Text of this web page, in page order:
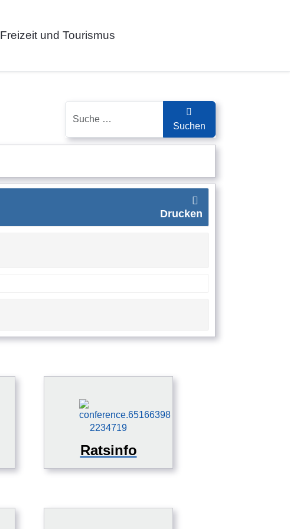
Freizeit und Tourismus
Suchen
Drucken
Ratsinfo